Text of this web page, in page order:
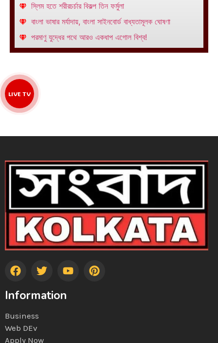
স্লিম হতে শরীরচর্চার বিকল্প তিন ফর্মুলা
বাংলা ভাষার মর্যাদায়, বাংলা সাইনবোর্ড বাধ্যতামূলক ঘোষণা
পরমাণু যুদ্ধের পথে আরও একধাপ এগোল বিশ্ব!
LIVE TV
Information
Business
Web DEv
Apply Now